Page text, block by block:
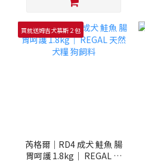
買就送姆吉犬慕斯２包
芮格爾｜RD4 成犬 鮭魚 腸
胃呵護 1.8kg｜ REGAL 天